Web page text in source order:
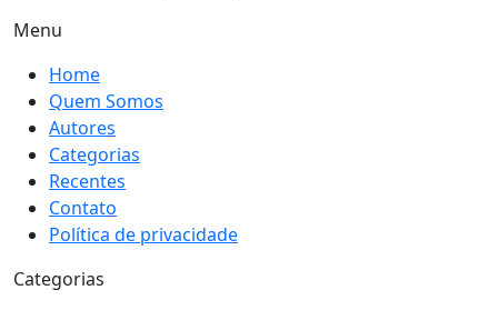
Menu
Home
Quem Somos
Autores
Categorias
Recentes
Contato
Política de privacidade
Categorias